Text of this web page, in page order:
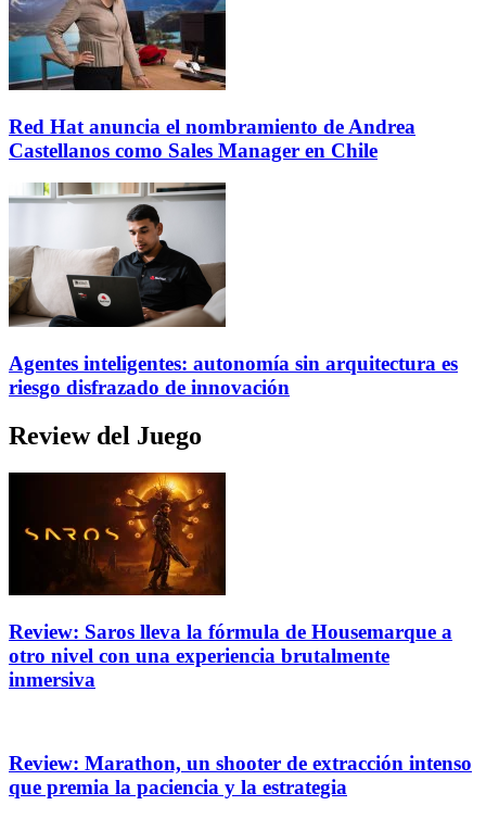
Red Hat anuncia el nombramiento de Andrea
Castellanos como Sales Manager en Chile
Agentes inteligentes: autonomía sin arquitectura es
riesgo disfrazado de innovación
Review del Juego
Review: Saros lleva la fórmula de Housemarque a
otro nivel con una experiencia brutalmente
inmersiva
Review: Marathon, un shooter de extracción intenso
que premia la paciencia y la estrategia